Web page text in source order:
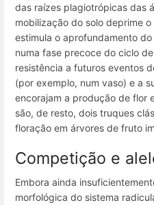
das raízes plagiotrópicas das
mobilização do solo deprime
estimula o aprofundamento
numa fase precoce do ciclo
resistência a futuros eventos
(por exemplo, num vaso) e a
encorajam a produção de flor
são, de resto, dois truques
floração em árvores de fruto
Competição e
Embora ainda
morfológica do sistema